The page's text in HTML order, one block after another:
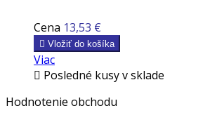
Cena 13,53 €
 Vložiť do košíka
Viac
 Posledné kusy v sklade
Hodnotenie obchodu